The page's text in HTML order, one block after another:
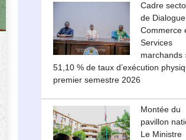
Cadre
de
Commerce
Services
marchands
51,10 % de taux d’exécution
premier semestre 2026
Montée du
pavillon
Le Ministre